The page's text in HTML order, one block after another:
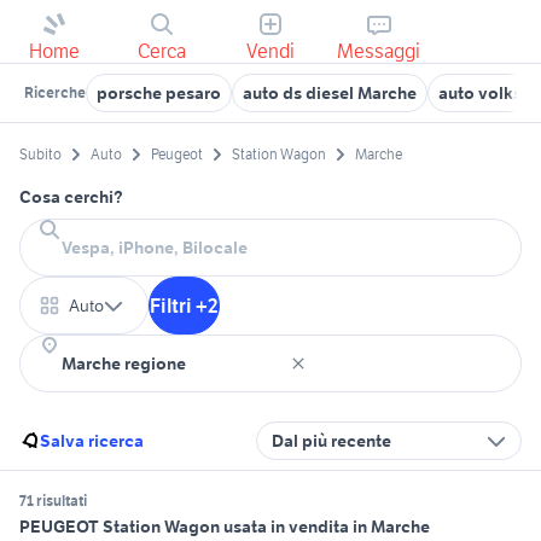
Home Cerca Vendi Messaggi
Ricerche porsche pesaro auto ds diesel Marche auto
Subito Auto Peugeot Station Wagon Marche
Cosa cerchi?
Auto Filtri +2
Salva ricerca Dal più recente
71 risultati
PEUGEOT Station Wagon usata in vendita in Marche